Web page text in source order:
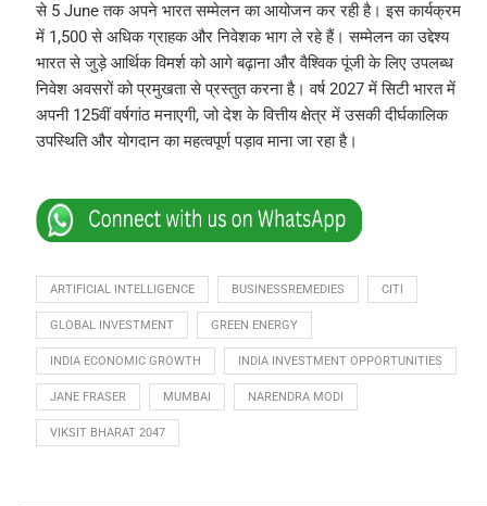
से 5 June तक अपने भारत सम्मेलन का आयोजन कर रही है। इस कार्यक्रम
में 1,500 से अधिक ग्राहक और निवेशक भाग ले रहे हैं। सम्मेलन का उद्देश्य
भारत से जुड़े आर्थिक विमर्श को आगे बढ़ाना और वैश्विक पूंजी के लिए उपलब्ध
निवेश अवसरों को प्रमुखता से प्रस्तुत करना है। वर्ष 2027 में सिटी भारत में
अपनी 125वीं वर्षगांठ मनाएगी, जो देश के वित्तीय क्षेत्र में उसकी दीर्घकालिक
उपस्थिति और योगदान का महत्वपूर्ण पड़ाव माना जा रहा है।
ARTIFICIAL INTELLIGENCE BUSINESSREMEDIES CITI
GLOBAL INVESTMENT GREEN ENERGY
INDIA ECONOMIC GROWTH INDIA INVESTMENT OPPORTUNITIES
JANE FRASER MUMBAI NARENDRA MODI
VIKSIT BHARAT 2047